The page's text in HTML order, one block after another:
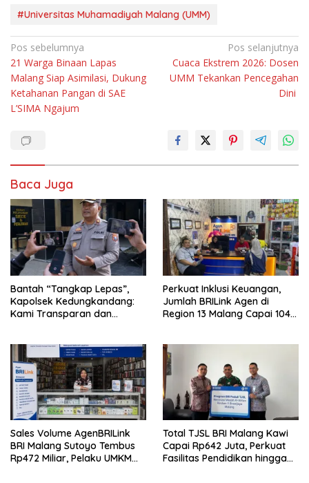
#Universitas Muhamadiyah Malang (UMM)
Navigasi
pos
Pos sebelumnya
21 Warga Binaan Lapas
Malang Siap Asimilasi, Dukung
Ketahanan Pangan di SAE
L’SIMA Ngajum
Pos selanjutnya
Cuaca Ekstrem 2026: Dosen
UMM Tekankan Pencegahan
Dini
Baca Juga
Bantah “Tangkap Lepas”,
Kapolsek Kedungkandang:
Kami Transparan dan
Perkuat Inklusi Keuangan,
Jumlah BRILink Agen di
Region 13 Malang Capai 104
Sales Volume AgenBRILink
BRI Malang Sutoyo Tembus
Rp472 Miliar, Pelaku UMKM
Total TJSL BRI Malang Kawi
Capai Rp642 Juta, Perkuat
Fasilitas Pendidikan hingga